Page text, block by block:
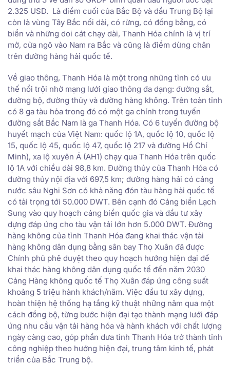
2.325 USD. Là điểm cuối của Bắc Bộ và đầu Trung Bộ lại
còn là vùng Tây Bắc nối dài, có rừng, có đồng bằng, có
biển và những doi cát chạy dài, Thanh Hóa chính là vị trí
mở, cửa ngõ vào Nam ra Bắc và cũng là điểm dừng chân
trên đường hàng hải quốc tế.
Về giao thông, Thanh Hóa là một trong những tỉnh có ưu
thế nổi trội nhờ mạng lưới giao thông đa dạng: đường sắt,
đường bộ, đường thủy và đường hàng không. Trên toàn tỉnh
có 8 ga tàu hỏa trong đó có một ga chính trong tuyến
đường sắt Bắc Nam là ga Thanh Hóa. Có 6 tuyến đường bộ
huyết mạch của Việt Nam: quốc lộ 1A, quốc lộ 10, quốc lộ
15, quốc lộ 45, quốc lộ 47, quốc lộ 217 và đường Hồ Chí
Minh), xa lộ xuyên Á (AH1) chạy qua Thanh Hóa trên quốc
lộ 1A với chiều dài 98,8 km. Đường thủy của Thanh Hóa có
đường thủy nội địa với 697,5 km; đường hàng hải có cảng
nước sâu Nghi Sơn có khả năng đón tàu hàng hải quốc tế
có tải trọng tới 50.000 DWT. Bên cạnh đó Cảng biển Lạch
Sung vào quy hoạch cảng biển quốc gia và đầu tư xây
dựng đáp ứng cho tàu vận tải lớn hơn 5.000 DWT. Đường
hàng không của tỉnh Thanh Hóa đang khai thác vận tải
hàng không dân dụng bằng sân bay Thọ Xuân đã được
Chính phủ phê duyệt theo quy hoạch hướng hiện đại để
khai thác hàng không dân dụng quốc tế đến năm 2030
Cảng Hàng không quốc tế Thọ Xuân đáp ứng công suất
khoảng 5 triệu hành khách/năm. Việc đầu tư xây dựng,
hoàn thiện hệ thống hạ tầng kỹ thuật những năm qua một
cách đồng bộ, từng bước hiện đại tạo thành mạng lưới đáp
ứng nhu cầu vận tải hàng hóa và hành khách với chất lượng
ngày càng cao, góp phần đưa tỉnh Thanh Hóa trở thành tỉnh
công nghiệp theo hướng hiện đại, trung tâm kinh tế, phát
triển của Bắc Trung bộ.